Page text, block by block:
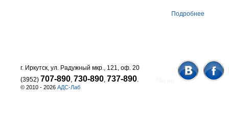
Подробнее
© 2010 - 2026 АДС-Лаб
г. Иркутск, ул. Радужный мкр., 121, оф. 20
(3952) 707-890, 730-890, 737-890.